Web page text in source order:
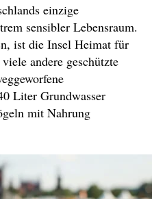
einzige
sensibler Lebensraum.
ist die Insel Heimat für
andere geschützte
Liter Grundwasser
mit Nahrung